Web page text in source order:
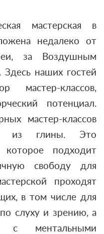
мастерская в
недалеко от
за Воздушным
наших гостей
классов,
потенциал.
мастер-классов
из глины. Это
которое подходит
свободу для
проходят
в том числе для
слуху и зрению, а
ментальными